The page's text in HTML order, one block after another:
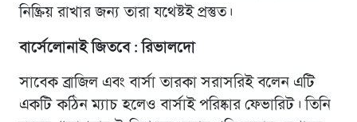
নিষ্ক্রিয় রাখার জন্য তারা যথেষ্টই প্রস্তুত।
বার্সেলোনাই জিতবে : রিভালদো
সাবেক ব্রাজিল এবং বার্সা তারকা সরাসরিই বলেন এটি
একটি কঠিন ম্যাচ হলেও বার্সাই পরিষ্কার ফেভারিট। তিনি